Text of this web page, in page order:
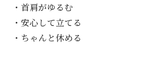
・首肩がゆるむ
・安心して立てる
・ちゃんと休める